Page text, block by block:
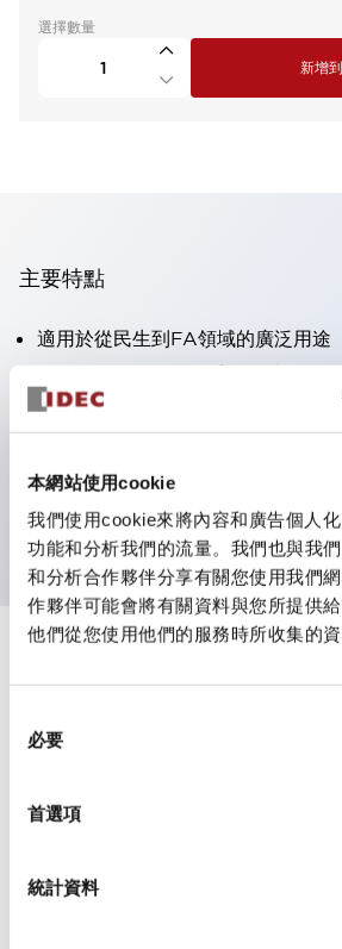
本網站使用cookie
我們使用cookie來將內容和廣告個人
功能和分析我們的流量。我們也與我
和分析合作夥伴分享有關您使用我們
作夥伴可能會將有關資料與您所提供
他們從您使用他們的服務時所收集的資
必要
首選項
統計資料
選擇數量
新增
主要特點
適用於從民生到FA領域的廣泛用途
防護結構具備IP40和IP65等級。（
認證（不含指示燈）。
可使用專用配件輕鬆更換為Φ22閃